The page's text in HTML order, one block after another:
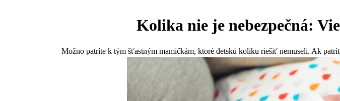
Kolika nie je nebezpečná:
Možno patríte k tým šťastným mamičkám, ktoré detskú koliku riešiť nemuseli. Ak